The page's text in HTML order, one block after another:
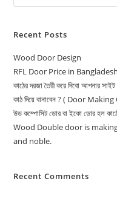
Recent Posts
Wood Door Design
RFL Door Price in Bangladesh
কাঠের দরজা তৈরী করে দিবো আপনার
কাঠ দিয়ে বানাবেন ? ( Door
উড কম্পোসিট ডোর বা ইকো ডোর হল
Wood Double door is
and noble.
Recent Comments